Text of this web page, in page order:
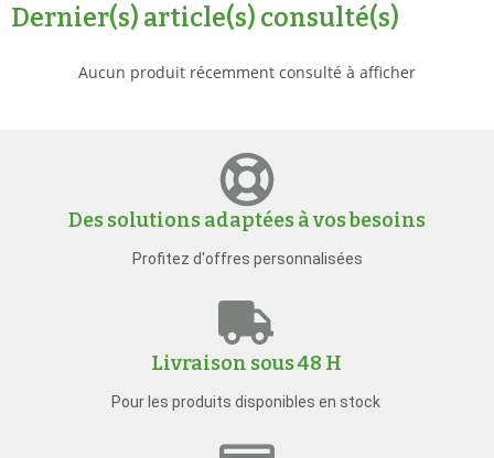
Dernier(s) article(s) consulté(s)
Aucun produit récemment consulté à afficher
Des solutions adaptées à vos besoins
Profitez d'offres personnalisées
Livraison sous 48 H
Pour les produits disponibles en stock